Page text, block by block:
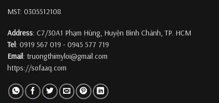
MST: 0305512108
Address: C7/30A1 Phạm Hùng, Huyện Bình Chánh, TP. HCM
Tel: 0919 567 019 - 0945 577 719
Email: truongthimyloi@gmail.com
https://sofaaq.com